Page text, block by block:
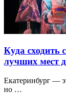
Куда сходить
лучших мест
Екатеринбург —
но …